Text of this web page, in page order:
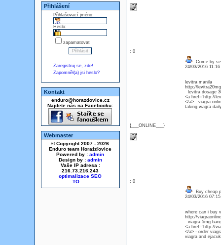
Přihlášení
Přihlašovací jméno:
Heslo:
zapamatovat
Zaregistruj se, zde!
Zapomněl(a) jsi heslo?
Kontakt
enduro@horazdovice.cz
Najdete nás na Facebooku:
Webmaster
© Copyright 2007 - 2026
Enduro team Horažďovice
Powered by : admin
Design by : admin
Vaše IP adresa :
216.73.216.243
optimalizace SEO
: 0
{___ONLINE___}
Come by
24/03/2016
levitra manila
http://
levitra dosage
<a href="http://
</a> - viagra
taking viagra
: 0
Buy cheap
24/03/2016
where can i buy
http://
viagra 5mg
<a href="http://
</a> - order
viagra and